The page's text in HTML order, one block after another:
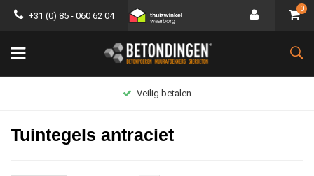
+31 (0) 85 - 060 62 04
0
Groot assortiment
Tuintegels antraciet